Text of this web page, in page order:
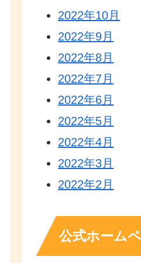
2022年10月
2022年9月
2022年8月
2022年7月
2022年6月
2022年5月
2022年4月
2022年3月
2022年2月
公式ホーム